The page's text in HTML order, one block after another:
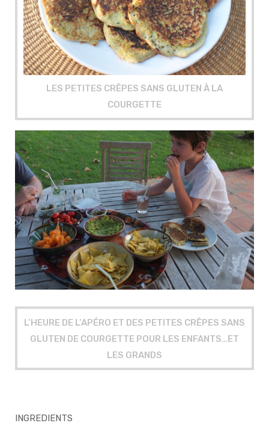
LES PETITES CRÊPES SANS GLUTEN À LA
COURGETTE
L’HEURE DE L’APÉRO ET DES PETITES CRÊPES SANS
GLUTEN DE COURGETTE POUR LES ENFANTS…ET
LES GRANDS
INGREDIENTS